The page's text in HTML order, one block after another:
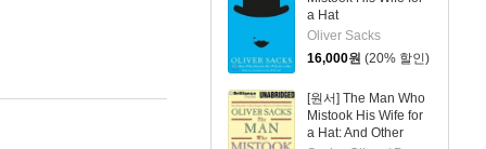
a Hat
Oliver Sacks
16,000원 (20% 할인)
[원서] The Man Who
Mistook His Wife for
a Hat: And Other